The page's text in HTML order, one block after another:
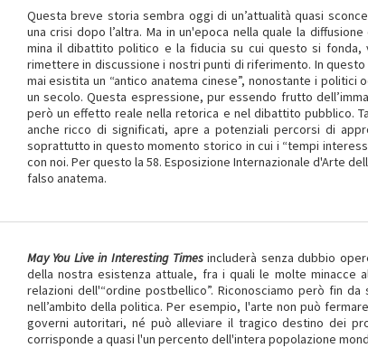
Questa breve storia sembra oggi di un’attualità quasi
una crisi dopo l’altra. Ma in un'epoca nella quale la
mina il dibattito politico e la fiducia su cui questo si
rimettere in discussione i nostri punti di riferimento. In
mai esistita un “antico anatema cinese”, nonostante i
un secolo. Questa espressione, pur essendo frutto
però un effetto reale nella retorica e nel dibattito pubblico.
anche ricco di significati, apre a potenziali percorsi di
soprattutto in questo momento storico in cui i “tempi
con noi. Per questo la 58. Esposizione Internazionale d'Arte
falso anatema.
May You Live in Interesting Timesincluderà senza dubbio
della nostra esistenza attuale, fra i quali le molte minacce
relazioni dell'“ordine postbellico”. Riconosciamo però fin
nell’ambito della politica. Per esempio, l'arte non può
governi autoritari, né può alleviare il tragico destino dei
corrisponde a quasi l'un percento dell'intera popolazione